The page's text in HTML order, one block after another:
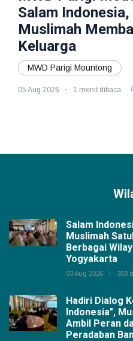
Salam
Muslimah
Keluarga
MWD Parigi Mountong
05 Aug 2026 1 menit dibaca
Salam
Muslimah
Berbagai
Yogyakarta
03 Aug 2026 358
Hadiri Dialog
Indonesia",
Ambil Peran
Peradaban